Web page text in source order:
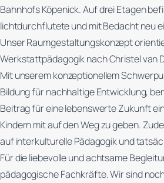
Bahnhofs Köpenick. Auf drei Etagen
lichtdurchflutete und mit Bedacht neu
Unser Raumgestaltungskonzept
Werkstattpädagogik nach Christel van
Mit unserem konzeptionellem
Bildung für nachhaltige Entwicklung,
Beitrag für eine lebenswerte Zukunft
Kindern mit auf den Weg zu geben.
auf interkulturelle Pädagogik und
Für die liebevolle und achtsame
pädagogische Fachkräfte. Wir sind